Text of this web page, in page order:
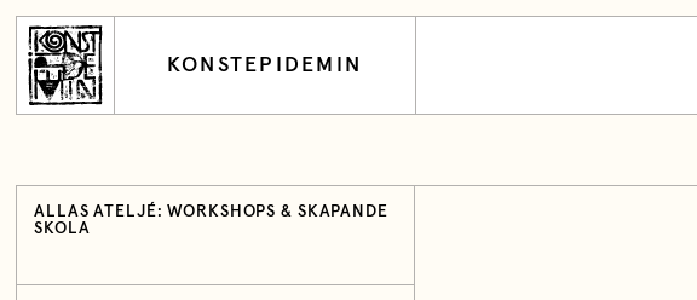
KONSTEPIDEMIN
ALLAS ATELJÉ: WORKSHOPS & SKAPANDE
SKOLA